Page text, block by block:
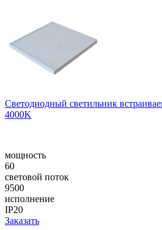
Светодиодный светильник
4000K
мощность
60
световой поток
9500
исполнение
IP20
Заказать